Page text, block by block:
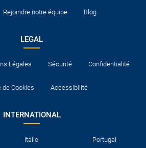
Rejoindre notre équipe Blog
LEGAL
Légales Sécurité Confidentialité
de Cookies Accessibilité
INTERNATIONAL
Italie Portugal